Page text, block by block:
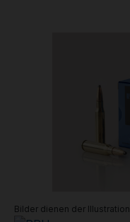
Bilder dienen der Illustration